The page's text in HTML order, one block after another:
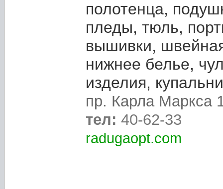
полотенца,
пледы, тюль,
вышивки,
нижнее белье,
изделия,
пр. Карла Маркса
тел: 40-62-33
radugaopt.com